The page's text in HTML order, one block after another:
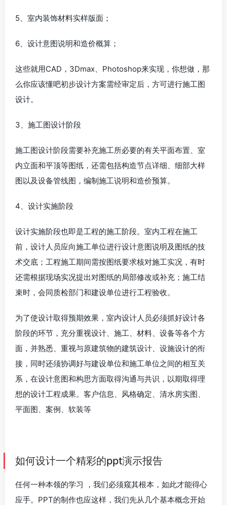
5、室内装饰材料实样版面；
6、设计意图说明和造价概算；
这些就用CAD，3Dmax、Photoshop来实现，你想做，那
么你应该懂吧初步设计方案需经审定后，方可进行施工图
设计。
3、施工图设计阶段
施工图设计阶段需要补充施工所必要的有关平面布置、室
内立面和平顶等图纸，还需包括构造节点详细、细部大样
图以及设备管线图，编制施工说明和造价预算。
4、设计实施阶段
设计实施阶段也即是工程的施工阶段。室内工程在施工
前，设计人员应向施工单位进行设计意图说明及图纸的技
术交底；工程施工期间需按图纸要求核对施工实况，有时
还需根据现场实况提出对图纸的局部修改或补充；施工结
束时，会同质检部门和建设单位进行工程验收。
为了使设计取得预期效果，室内设计人员必须抓好设计各
阶段的环节，充分重视设计、施工、材料、设备等各个方
面，并熟悉、重视与原建筑物的建筑设计、设施设计的衔
接，同时还须协调好与建设单位和施工单位之间的相互关
系，在设计意图和构思方面取得沟通与共识，以期取得理
想的设计工程成果。客户信息、风格确定、清水房实图、
平面图、案例、软装等
如何设计一个精彩的ppt演示报告
任何一种本领的学习 ，我们必须窥其根本，如此才能得心
应手。PPT的制作也应这样，我们先从几个基本概念开始